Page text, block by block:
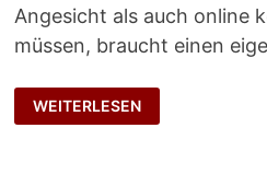
Angesicht als auch online
müssen, braucht einen
BLENDED
LEADING
WEITERLESEN